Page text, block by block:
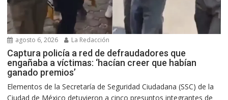
agosto 6, 2026 La Redacción
Captura policía a red de defraudadores que
engañaba a víctimas: ‘hacían creer que habían
ganado premios’
Elementos de la Secretaría de Seguridad Ciudadana (SSC) de la
Ciudad de México detuvieron a cinco presuntos integrantes de